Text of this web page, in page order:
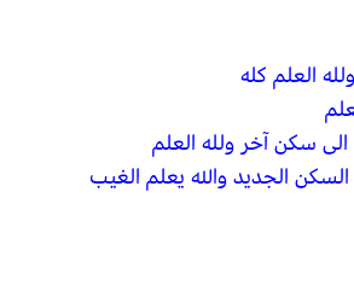
العلم كله
الى سكن آخر ولله العلم
الجديد والله يعلم الغيب